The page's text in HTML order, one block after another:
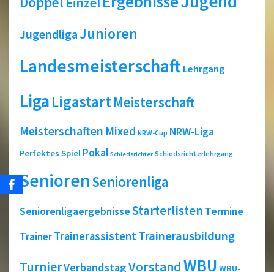
JugendligaJunioren
Landesmeisterschaft Lehrgang
LigaLigastartMeisterschaft
Meisterschaften Mixed NRW-Cup NRW-Liga
Perfektes Spiel Pokal Schiedsrichter Schiedsrichterlehrgang
SeniorenSeniorenliga
SeniorenligaergebnisseStarterlisten Termine
TrainerTrainerassistentTrainerausbildung
TurnierVerbandstagVorstandWBU WBU-